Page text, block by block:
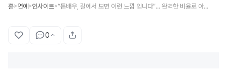
홈>연예>인사이트> “톱배우, 길에서 보면 이런 느낌 입니다”... 완벽한 비율로 아우라 뽐내는 ‘핫핑크 슈트’ 김혜수
0